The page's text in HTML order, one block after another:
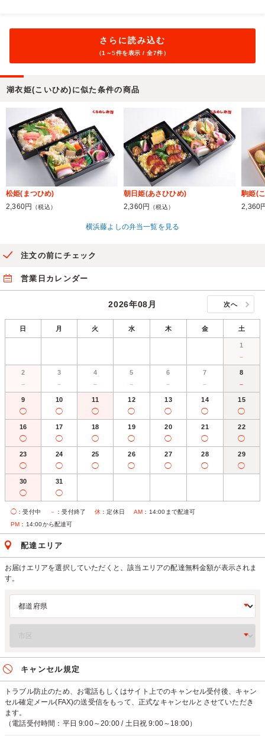
さらに読み込む
（1～5件を表示 / 全7件）
湖衣姫(こいひめ)に似た条件の商品
松姫(まつひめ)
2,360円
（税込）
朝日姫(あさひひめ)
2,360円
（税込）
駒姫(
2,360
横浜藤よしの弁当一覧を見る
注文の前にチェック
営業日カレンダー
2026年08月 次へ
日 月 火 水 木 金 土
1
－
2
－
3
－
4
－
5
－
6
－
7
－
8
－
9
◯
10
◯
11
◯
12
◯
13
◯
14
◯
15
◯
16
◯
17
◯
18
◯
19
◯
20
◯
21
◯
22
◯
23
◯
24
◯
25
◯
26
◯
27
◯
28
◯
29
◯
30
◯
31
◯
◯ ：受付中 － ：受付終了 休 ：定休日 AM ：14:00まで配達可
PM ：14:00から配達可
配達エリア
お届けエリアを選択していただくと、該当エリアの配達無料金額が表示されま
す。
キャンセル規定
トラブル防止のため、お電話もしくはサイト上でのキャンセル受付後、キャン
セル確定メール(FAX)の送受信をもって、正式なキャンセルとさせていただき
ます。
（電話受付時間：平日 9:00～20:00 / 土日祝 9:00～18:00）